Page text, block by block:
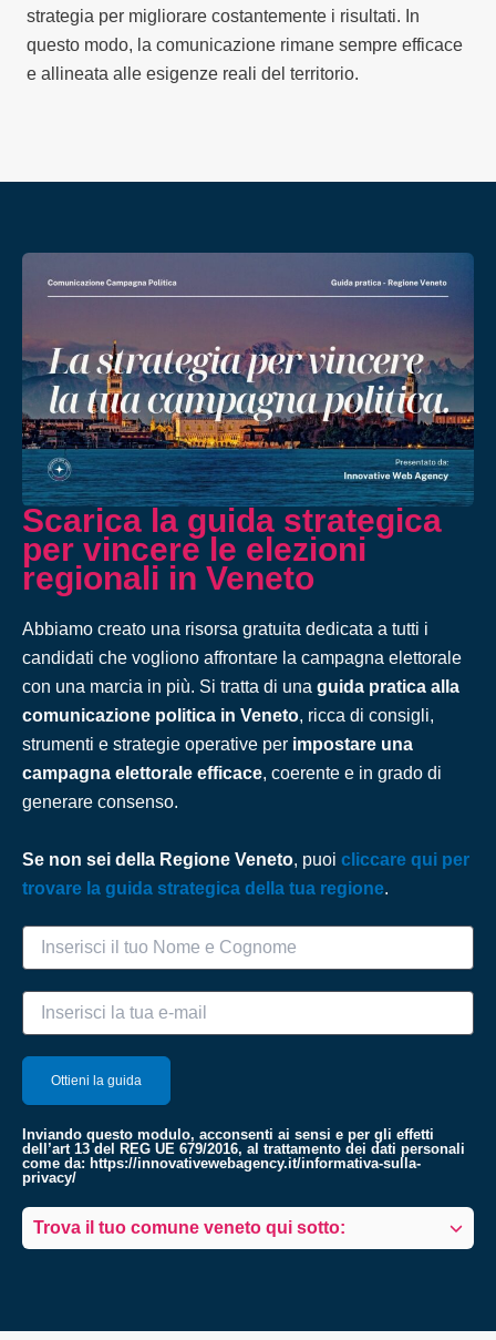
strategia per migliorare costantemente i risultati. In
questo modo, la comunicazione rimane sempre efficace
e allineata alle esigenze reali del territorio.
Scarica la guida strategica
per vincere le elezioni
regionali in Veneto
Abbiamo creato una risorsa gratuita dedicata a tutti i
candidati che vogliono affrontare la campagna elettorale
con una marcia in più. Si tratta di una guida pratica alla
comunicazione politica in Veneto, ricca di consigli,
strumenti e strategie operative per impostare una
campagna elettorale efficace, coerente e in grado di
generare consenso.
Se non sei della Regione Veneto, puoi cliccare qui per
trovare la guida strategica della tua regione.
Inviando questo modulo, acconsenti ai sensi e per gli effetti
dell’art 13 del REG UE 679/2016, al trattamento dei dati personali
come da: https://innovativewebagency.it/informativa-sulla-
privacy/
Trova il tuo comune veneto qui sotto: